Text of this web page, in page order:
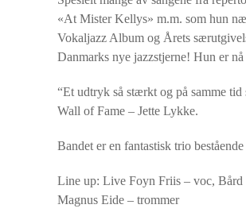
«At Mister Kellys» m.m. som hun
Vokaljazz Album og Årets
Danmarks nye jazzstjerne! Hun er
“Et udtryk så stærkt og på samme
Wall of Fame – Jette Lykke.
Bandet er en fantastisk trio
Line up: Live Foyn Friis – voc, Bård
Magnus Eide – trommer